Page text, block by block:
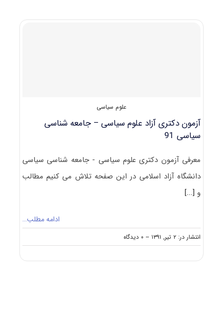
سیاسی
علوم سیاسی
آزمون دکتری آزاد علوم سیاسی – جامعه شناسی
سیاسی 91
معرفی آزمون دکتری علوم سیاسی - جامعه شناسی سیاسی
دانشگاه آزاد اسلامی در این صفحه تلاش می کنیم مطالب
و [...]
ادامه مطلب…
انتشار در: ۲ تیر, ۱۳۹۱ -- ۰ دیدگاه
on
آزمون